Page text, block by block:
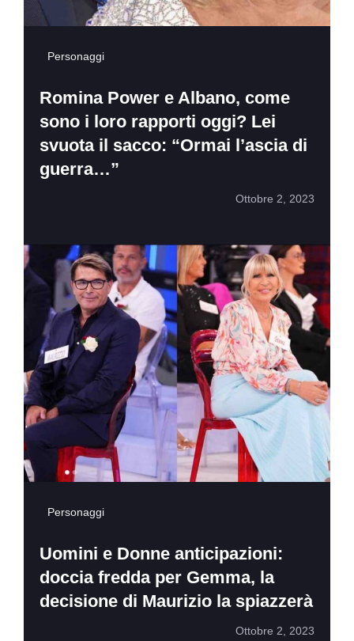
Personaggi
Romina Power e Albano, come
sono i loro rapporti oggi? Lei
svuota il sacco: “Ormai l’ascia di
guerra…”
Ottobre 2, 2023
Personaggi
Uomini e Donne anticipazioni:
doccia fredda per Gemma, la
decisione di Maurizio la spiazzerà
Ottobre 2, 2023